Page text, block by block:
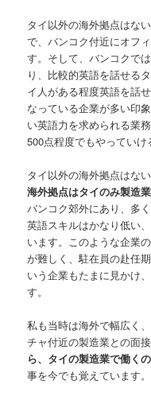
タイ以外の海外拠点はな
で、バンコク付近にオフ
す。そして、バンコクで
り、比較的英語を話せる
イ人がある程度英語を話
なっている企業が多い印
い英語力を求められる業
500点程度でもやっていけ
タイ以外の海外拠点はな
海外拠点はタイのみ製造
バンコク郊外にあり、多
英語スキルはかなり低い
います。このような企業
が難しく、駐在員の赴任
いう企業もたまに見かけ
す。
私も当時は海外で幅広く
チャ付近の製造業との面接
ら、タイの製造業で働く
事を今でも覚えています。